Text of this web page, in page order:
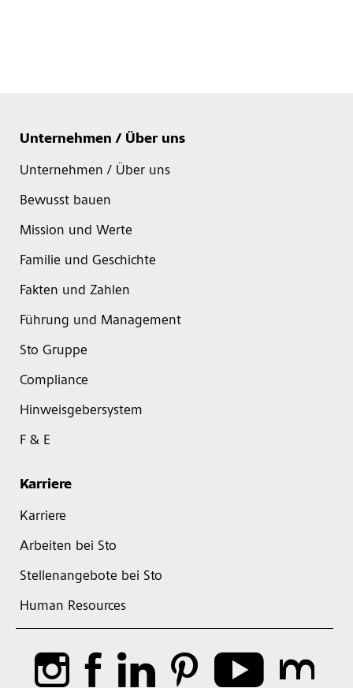
Unternehmen / Über uns
Unternehmen / Über uns
Bewusst bauen
Mission und Werte
Familie und Geschichte
Fakten und Zahlen
Führung und Management
Sto Gruppe
Compliance
Hinweisgebersystem
F & E
Karriere
Karriere
Arbeiten bei Sto
Stellenangebote bei Sto
Human Resources